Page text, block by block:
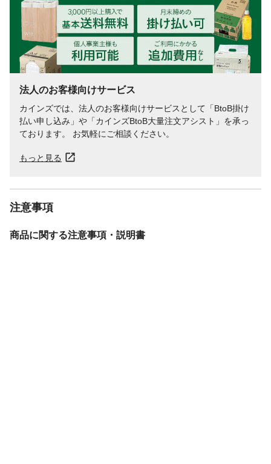
法人のお客様向けサービス
カインズでは、法人のお客様向けサービスとして「BtoB掛け
払い申し込み」や「カインズBtoB大量注文アシスト」を承っ
ております。 お気軽にご相談ください。
もっと見る
注意事項
商品に関する注意事項・説明書